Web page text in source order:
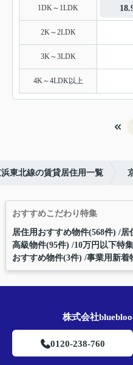
1DK～1LDK
2K～2LDK
3K～3LDK
4K～4LDK以上
東北線の賃貸居住用一覧
おすすめこだわり特集
居住用おすすめ物件(568件) 居
高級物件(95件) 10万円以下特
おすすめ物件(3件) 事業用新着
株式会社
0120-238-760